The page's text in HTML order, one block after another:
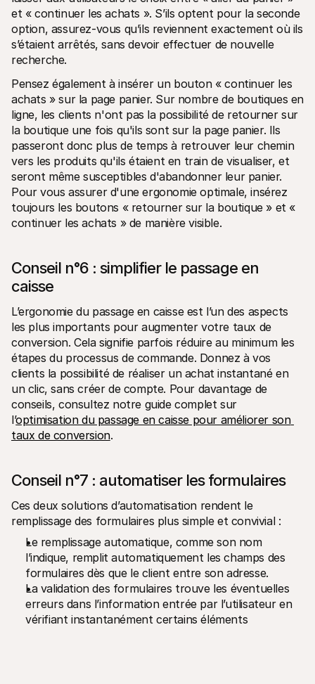
et « continuer les achats ». S’ils optent pour la seconde
option, assurez-vous qu’ils reviennent exactement où ils
s’étaient arrêtés, sans devoir effectuer de nouvelle
recherche.
Pensez également à insérer un bouton « continuer les
achats » sur la page panier. Sur nombre de boutiques en
ligne, les clients n'ont pas la possibilité de retourner sur
la boutique une fois qu'ils sont sur la page panier. Ils
passeront donc plus de temps à retrouver leur chemin
vers les produits qu'ils étaient en train de visualiser, et
seront même susceptibles d'abandonner leur panier.
Pour vous assurer d'une ergonomie optimale, insérez
toujours les boutons « retourner sur la boutique » et «
continuer les achats » de manière visible.
Conseil n°6 : simplifier le passage en
caisse
L’ergonomie du passage en caisse est l’un des aspects
les plus importants pour augmenter votre taux de
conversion. Cela signifie parfois réduire au minimum les
étapes du processus de commande. Donnez à vos
clients la possibilité de réaliser un achat instantané en
un clic, sans créer de compte. Pour davantage de
conseils, consultez notre guide complet sur
l’optimisation du passage en caisse pour améliorer son
taux de conversion.
Conseil n°7 : automatiser les formulaires
Ces deux solutions d’automatisation rendent le
remplissage des formulaires plus simple et convivial :
Le remplissage automatique, comme son nom
l’indique, remplit automatiquement les champs des
formulaires dès que le client entre son adresse.
La validation des formulaires trouve les éventuelles
erreurs dans l’information entrée par l’utilisateur en
vérifiant instantanément certains éléments